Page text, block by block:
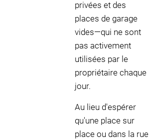
privées et des
places de garage
vides—qui ne sont
pas activement
utilisées par le
propriétaire chaque
jour.
Au lieu d'espérer
qu'une place sur
place ou dans la rue